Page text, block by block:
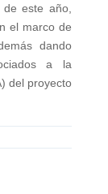
este año,
el marco de
dando
a la
del proyecto